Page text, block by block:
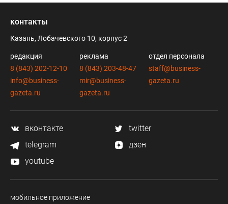
контакты
Казань, Лобачевского 10, корпус 2
редакция
8 (843) 202-12-10
info@business-
gazeta.ru
реклама
8 (843) 203-48-47
mir@business-
gazeta.ru
отдел персонала
staff@business-
gazeta.ru
вконтакте
twitter
telegram
дзен
youtube
мобильное приложение